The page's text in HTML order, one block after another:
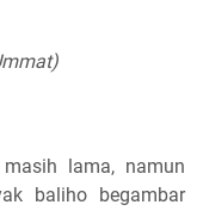
lama, namun
baliho begambar